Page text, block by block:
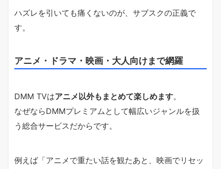
ハズレを引いても痛くないのが、サブスクの正義で
す。
アニメ・ドラマ・映画・大人向けまで網羅
DMM TVはアニメ以外もまとめて楽しめます。
なぜならDMMプレミアムとして幅広いジャンルを扱
う総合サービスだからです。
例えば「アニメで重たい話を観たあと、映画でリセッ